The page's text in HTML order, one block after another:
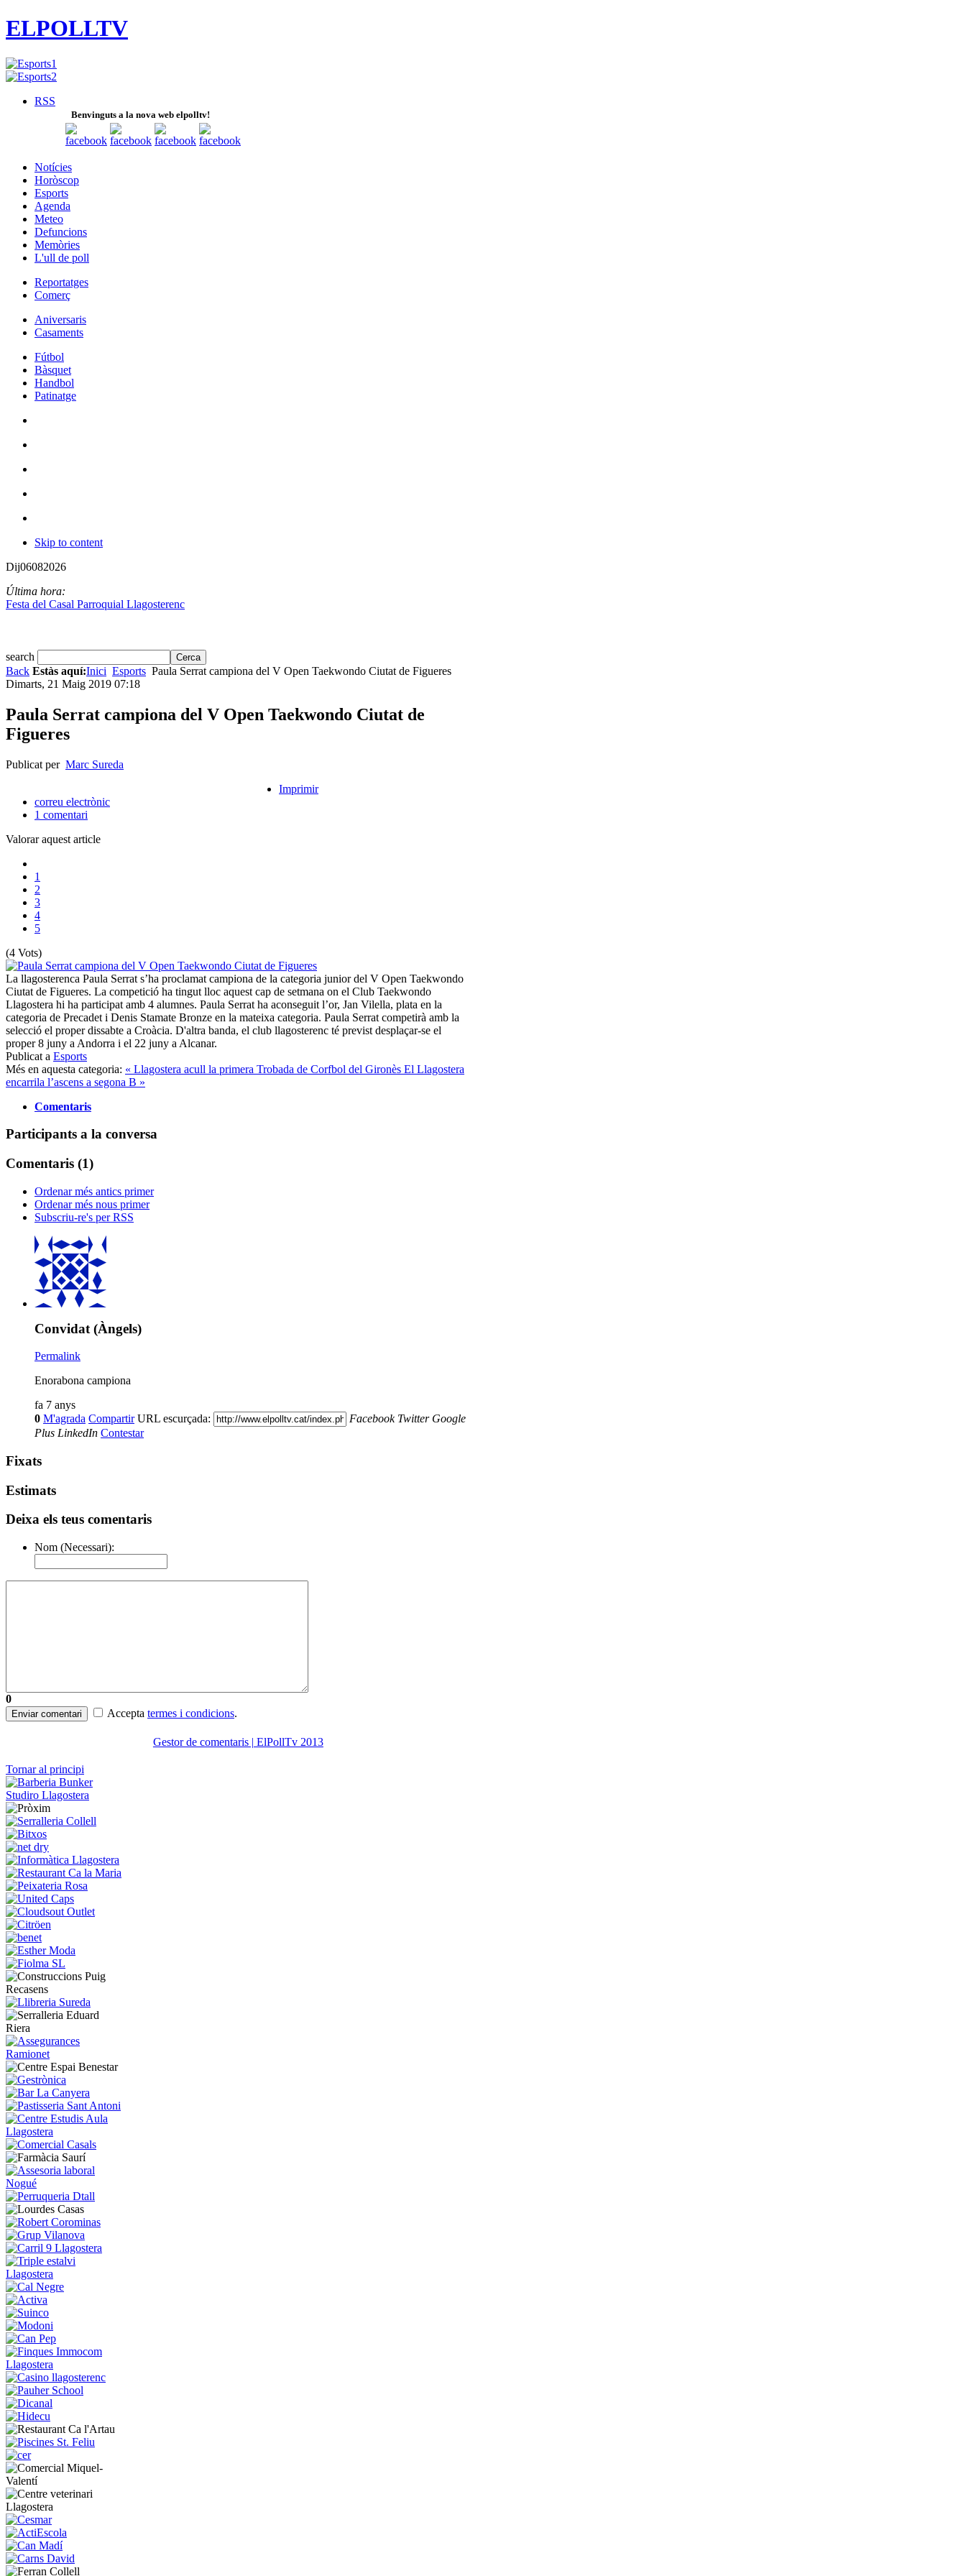
ELPOLLTV
RSS
Benvinguts a la nova web elpolltv!
Notícies
Horòscop
Esports
Agenda
Meteo
Defuncions
Memòries
L'ull de poll
Reportatges
Comerç
Aniversaris
Casaments
Fútbol
Bàsquet
Handbol
Patinatge
Skip to content
Dij06082026
Última hora:
Festa del Casal Parroquial Llagosterenc
search
Back Estàs aquí:Inici Esports Paula Serrat campiona del V Open Taekwondo Ciutat de Figueres
Dimarts, 21 Maig 2019 07:18
Paula Serrat campiona del V Open Taekwondo Ciutat de
Figueres
Publicat per Marc Sureda
Imprimir
correu electrònic
1 comentari
Valorar aquest article
1
2
3
4
5
(4 Vots)
La llagosterenca Paula Serrat s’ha proclamat campiona de la categoria junior del V Open Taekwondo
Ciutat de Figueres. La competició ha tingut lloc aquest cap de setmana on el Club Taekwondo
Llagostera hi ha participat amb 4 alumnes. Paula Serrat ha aconseguit l’or, Jan Vilella, plata en la
categoria de Precadet i Denis Stamate Bronze en la mateixa categoria. Paula Serrat competirà amb la
selecció el proper dissabte a Croàcia. D'altra banda, el club llagosterenc té previst desplaçar-se el
proper 8 juny a Andorra i el 22 juny a Alcanar.
Publicat a Esports
Més en aquesta categoria: « Llagostera acull la primera Trobada de Corfbol del Gironès El Llagostera
encarrila l’ascens a segona B »
Comentaris
Participants a la conversa
Comentaris (1)
Ordenar més antics primer
Ordenar més nous primer
Subscriu-re's per RSS
Convidat (Àngels)
Permalink
Enorabona campiona
fa 7 anys
0 M'agrada Compartir URL escurçada: Facebook Twitter Google
Plus LinkedIn Contestar
Fixats
Estimats
Deixa els teus comentaris
Nom (Necessari):
0
Enviar comentari Accepta termes i condicions.
Gestor de comentaris | ElPollTv 2013
Tornar al principi